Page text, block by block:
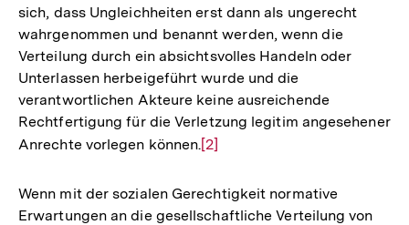
sich, dass Ungleichheiten erst dann als ungerecht
wahrgenommen und benannt werden, wenn die
Verteilung durch ein absichtsvolles Handeln oder
Unterlassen herbeigeführt wurde und die
verantwortlichen Akteure keine ausreichende
Rechtfertigung für die Verletzung legitim angesehener
Anrechte vorlegen können.Zur
der
Fußnote
[2]
Wenn mit der sozialen Gerechtigkeit normative
Erwartungen an die gesellschaftliche Verteilung von